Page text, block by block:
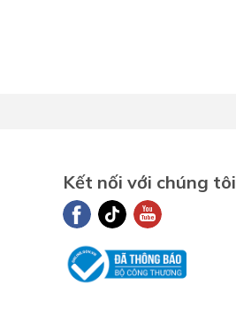
Kết nối với chúng tôi